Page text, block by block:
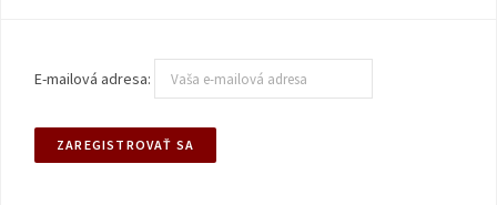
E-mailová adresa: